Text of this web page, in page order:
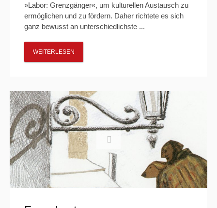
»Labor: Grenzgänger«, um kulturellen Austausch zu
ermöglichen und zu fördern. Daher richtete es sich
ganz bewusst an unterschiedlichste ...
WEITERLESEN